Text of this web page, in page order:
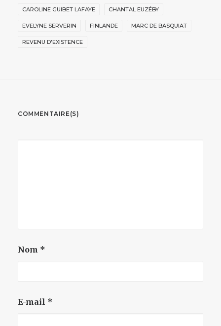
CAROLINE GUIBET LAFAYE CHANTAL EUZÉBY
EVELYNE SERVERIN FINLANDE MARC DE BASQUIAT
REVENU D'EXISTENCE
COMMENTAIRE(S)
Nom *
E-mail *